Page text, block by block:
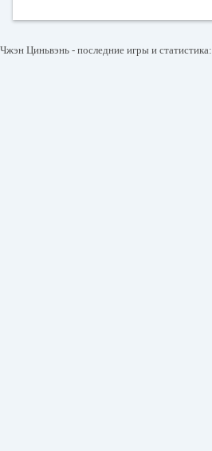
Чжэн Циньвэнь - последние игры и статистика: